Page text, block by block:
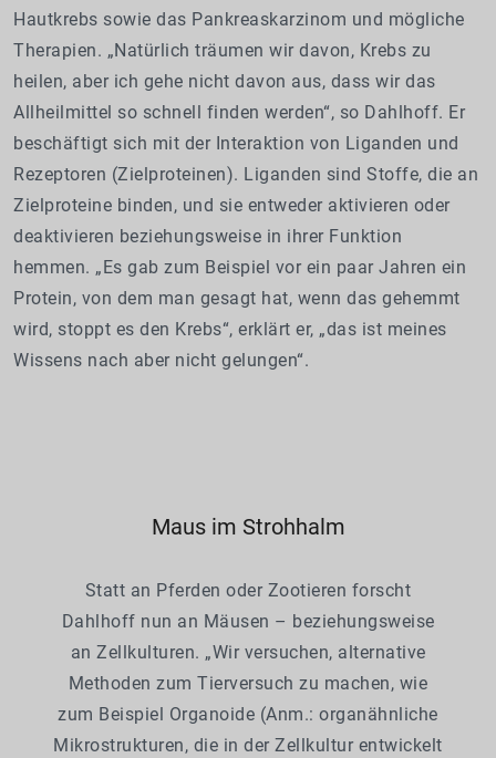
Hautkrebs sowie das Pankreaskarzinom und mögliche
Therapien. „Natürlich träumen wir davon, Krebs zu
heilen, aber ich gehe nicht davon aus, dass wir das
Allheilmittel so schnell finden werden“, so Dahlhoff. Er
beschäftigt sich mit der Interaktion von Liganden und
Rezeptoren (Zielproteinen). Liganden sind Stoffe, die an
Zielproteine binden, und sie entweder aktivieren oder
deaktivieren beziehungsweise in ihrer Funktion
hemmen. „Es gab zum Beispiel vor ein paar Jahren ein
Protein, von dem man gesagt hat, wenn das gehemmt
wird, stoppt es den Krebs“, erklärt er, „das ist meines
Wissens nach aber nicht gelungen“.
Maus im Strohhalm
Statt an Pferden oder Zootieren forscht
Dahlhoff nun an Mäusen – beziehungsweise
an Zellkulturen. „Wir versuchen, alternative
Methoden zum Tierversuch zu machen, wie
zum Beispiel Organoide (Anm.: organähnliche
Mikrostrukturen, die in der Zellkultur entwickelt